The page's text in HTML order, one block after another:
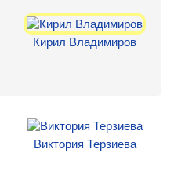
Кирил Владимиров
Виктория Терзиева